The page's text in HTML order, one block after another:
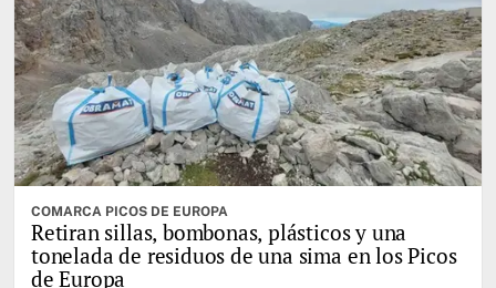
COMARCA PICOS DE EUROPA
Retiran sillas, bombonas, plásticos y una
tonelada de residuos de una sima en los Picos
de Europa